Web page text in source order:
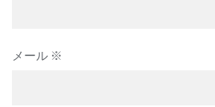
メール ※